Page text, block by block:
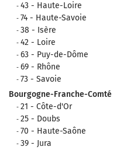
43 - Haute-Loire
74 - Haute-Savoie
38 - Isère
42 - Loire
63 - Puy-de-Dôme
69 - Rhône
73 - Savoie
Bourgogne-Franche-Comté
21 - Côte-d'Or
25 - Doubs
70 - Haute-Saône
39 - Jura